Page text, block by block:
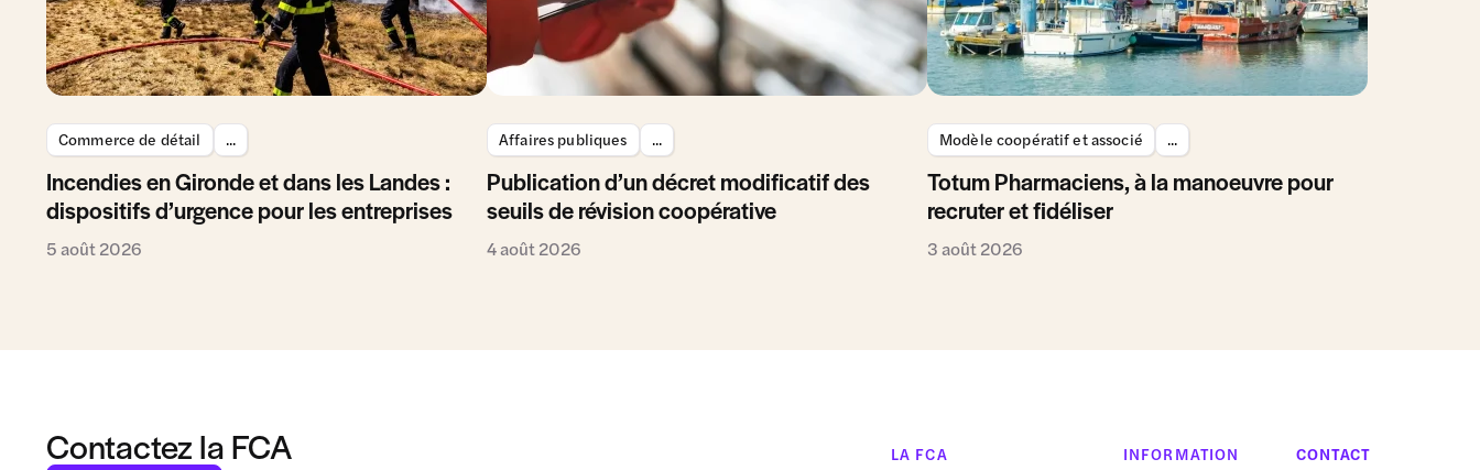
Commerce de détail ...
Incendies en Gironde et dans les Landes :
dispositifs d’urgence pour les entreprises
5 août 2026
Affaires publiques ...
Publication d’un décret modificatif des
seuils de révision coopérative
4 août 2026
Modèle coopératif et associé ...
Totum Pharmaciens, à la manoeuvre pour
recruter et fidéliser
3 août 2026
Contactez la FCA LA FCA INFORMATION CONTACT